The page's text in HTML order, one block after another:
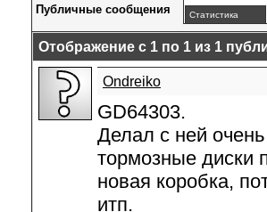
Публичные сообщения Статистика
Отображение с 1 по 1 из 1
Ondreiko
GD64303.
Делал с ней
тормозные диски
новая коробка,
итп.